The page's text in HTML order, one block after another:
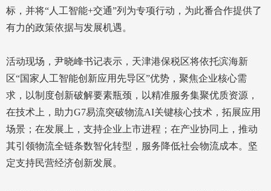
标，并将“人工智能+交通”列为专项行动，为此番合作提供了
有力的政策依据与发展机遇。
活动现场，尹晓峰书记表示，天津港保税区将依托滨海新
区“国家人工智能创新应用先导区”优势，聚焦企业核心需
求，以制度创新破解要素瓶颈，以精准服务集聚优质资源，
在技术上，助力G7易流突破物流AI关键核心技术，拓展应用
场景；在发展上，支持企业上市进程；在产业协同上，推动
其引领物流全链条数智化转型，服务降低社会物流成本。坚
定支持民营经济创新发展。